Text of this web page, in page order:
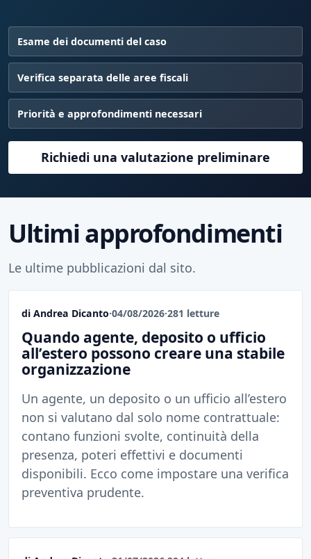
Esame dei documenti del caso
Verifica separata delle aree fiscali
Priorità e approfondimenti necessari
Richiedi una valutazione preliminare
Ultimi approfondimenti
Le ultime pubblicazioni dal sito.
di Andrea Dicanto·04/08/2026·281 letture
Quando agente, deposito o ufficio
all’estero possono creare una stabile
organizzazione
Un agente, un deposito o un ufficio all’estero
non si valutano dal solo nome contrattuale:
contano funzioni svolte, continuità della
presenza, poteri effettivi e documenti
disponibili. Ecco come impostare una verifica
preventiva prudente.